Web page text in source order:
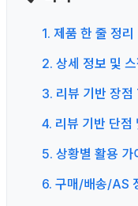
1. 제품 한 줄 정리
2. 상세 정보 및
3. 리뷰 기반 장
4. 리뷰 기반 단점
5. 상황별 활용 가
6. 구매/배송/AS